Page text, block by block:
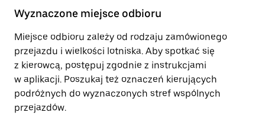
Wyznaczone miejsce odbioru
Miejsce odbioru zależy od rodzaju zamówionego
przejazdu i wielkości lotniska. Aby spotkać się
z kierowcą, postępuj zgodnie z instrukcjami
w aplikacji. Poszukaj też oznaczeń kierujących
podróżnych do wyznaczonych stref wspólnych
przejazdów.